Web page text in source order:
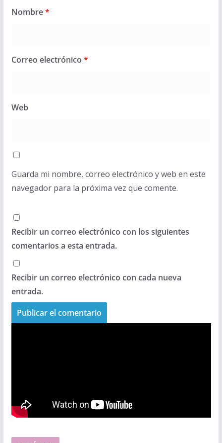
Nombre*
Correo electrónico *
Web
Guarda mi nombre, correo electrónico y web en este
navegador para la próxima vez que comente.
Recibir un correo electrónico con los siguientes
comentarios a esta entrada.
Recibir un correo electrónico con cada nueva
entrada.